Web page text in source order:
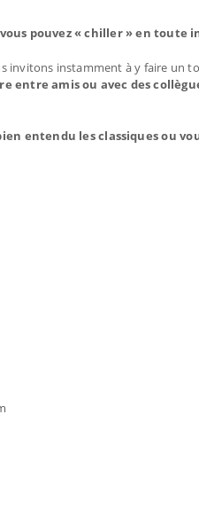
pouvez « chiller » en toute
invitons instamment à y faire un
entre amis ou avec des
entendu les classiques ou